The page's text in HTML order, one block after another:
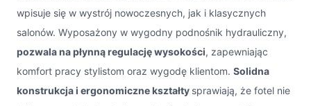
wpisuje się w wystrój nowoczesnych, jak i klasycznych
salonów. Wyposażony w wygodny podnośnik hydrauliczny,
pozwala na płynną regulację wysokości, zapewniając
komfort pracy stylistom oraz wygodę klientom. Solidna
konstrukcja i ergonomiczne kształty sprawiają, że fotel nie